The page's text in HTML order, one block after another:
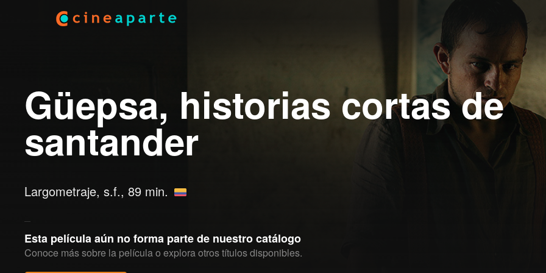
Güepsa, historias cortas de
santander
Largometraje, s.f., 89 min.
Esta película aún no forma parte de nuestro catálogo
Conoce más sobre la película o explora otros títulos disponibles.